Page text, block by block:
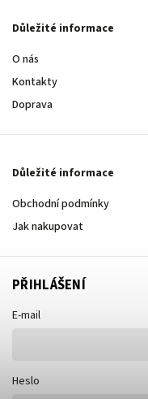
Důležité informace
O nás
Kontakty
Doprava
Důležité informace
Obchodní podmínky
Jak nakupovat
PŘIHLÁŠENÍ
E-mail
Heslo